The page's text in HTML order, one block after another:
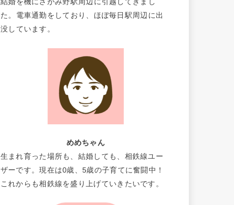
結婚を機にさがみ野駅周辺に引越してきまし
た。電車通勤をしており、ほぼ毎日駅周辺に出
没しています。
めめちゃん
生まれ育った場所も、結婚しても、相鉄線ユー
ザーです。現在は0歳、5歳の子育てに奮闘中！
これからも相鉄線を盛り上げていきたいです。